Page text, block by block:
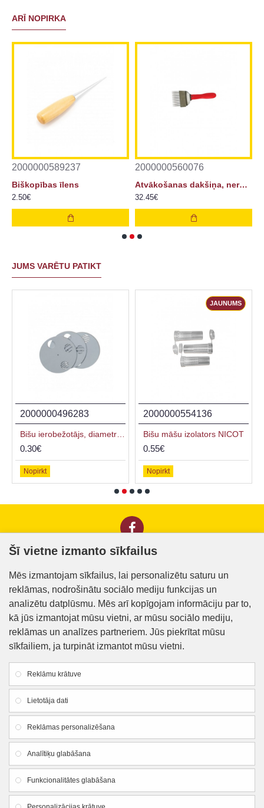
ARĪ NOPIRKA
2000000589237
Biškopības īlens
2.50€
2000000560076
Atvākošanas dakšiņa, nerūsējoša, profilēta
32.45€
JUMS VARĒTU PATIKT
2000000496283
0.30€
Nopirkt
JAUNUMS
2000000554136
Bišu māšu izolators NICOT
0.55€
Nopirkt
Informācija klientiem
Kontakti
Piegāde un apmaksa
Preču iegādes nosacījumi
Atteikuma veidlapa
Firmas rekvizīti
SIA "Lauku apgāds un meliorācija"
Reg. Nr.:44103005426
PVN reg. Nr.:LV44103005426
Dzirnavu iela 18, Smiltene, Smiltenes novads, LV-
Šī vietne izmanto sīkfailus
Mēs izmantojam sīkfailus, lai personalizētu saturu un
reklāmas, nodrošinātu sociālo mediju funkcijas un
analizētu datplūsmu. Mēs arī kopīgojam informāciju par to,
kā jūs izmantojat mūsu vietni, ar mūsu sociālo mediju,
reklāmas un analīzes partneriem. Jūs piekrītat mūsu
sīkfailiem, ja turpināt izmantot mūsu vietni.
Reklāmu krātuve
Lietotāja dati
Reklāmas personalizēšana
Analītiķu glabāšana
Funkcionalitātes glabāšana